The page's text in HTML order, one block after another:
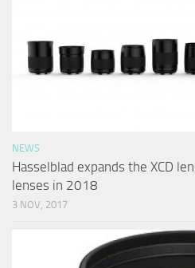
NEWS
Hasselblad expands the XCD
lenses in 2018
3 NOV, 2017